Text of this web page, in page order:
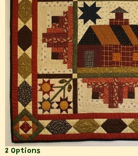
2 Options